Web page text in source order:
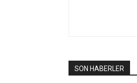
SON HABERLER